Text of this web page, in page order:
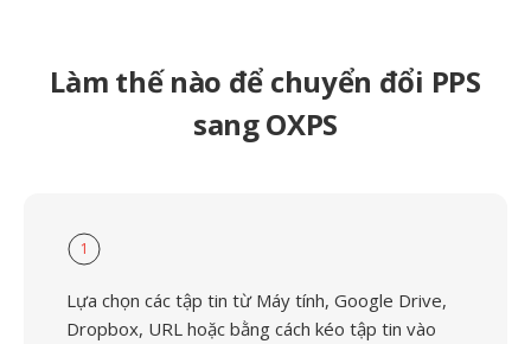
Làm thế nào để chuyển đổi PPS
sang OXPS
1
Lựa chọn các tập tin từ Máy tính, Google Drive,
Dropbox, URL hoặc bằng cách kéo tập tin vào